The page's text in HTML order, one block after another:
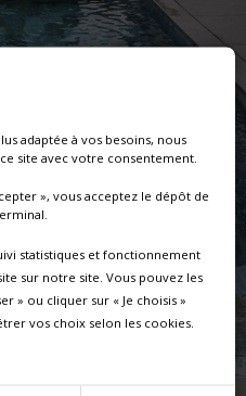
adaptée à vos besoins, nous
site avec votre consentement.
», vous acceptez le dépôt de
statistiques et fonctionnement
sur notre site. Vous pouvez les
» ou cliquer sur « Je choisis »
vos choix selon les cookies.